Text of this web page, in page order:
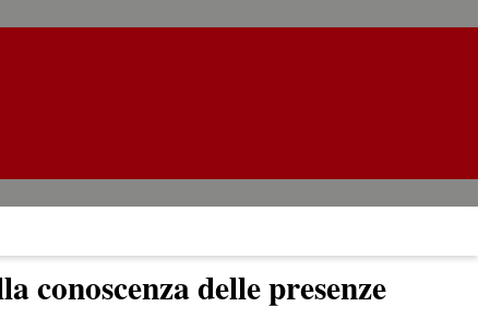
delle presenze